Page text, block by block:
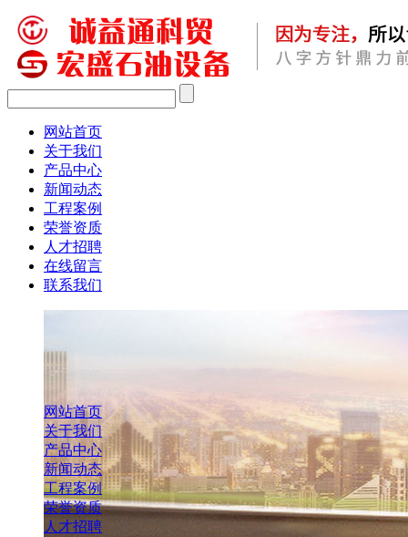
网站首页
关于我们
产品中心
新闻动态
工程案例
荣誉资质
人才招聘
在线留言
联系我们
网站首页
关于我们
产品中心
新闻动态
工程案例
荣誉资质
人才招聘